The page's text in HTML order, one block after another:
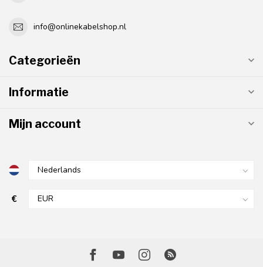
info@onlinekabelshop.nl
Categorieën
Informatie
Mijn account
€